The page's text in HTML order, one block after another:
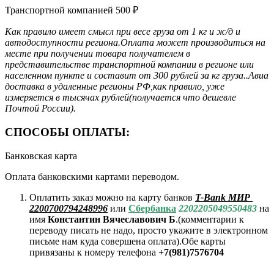
Транспортной компанией 500 ₽
Как правило имеет смысл при весе груза от 1 кг и ж/д и
автодоступности региона.Оплата может производиться на
месте при получении товара получателем в
представительстве транспортной компании в регионе или
населенном пункте и составит от 300 рублей за кг груза..Авиа
доставка в удаленные регионы РФ,как правило, уже
измеряется в тысячах рублей(получается что дешевле
Почтой России).
СПОСОБЫ ОПЛАТЫ:
Банковская карта
Оплата банковскими картами переводом.
Оплатить заказ можно на карту банков T-Bank МИР
2200700794248996 или Сбербанка 2202205049550483 на
имя Константин Вячеславович Б.(комментарии к
переводу писать не надо, просто укажите в электронном
письме нам куда совершена оплата).Обе карты
привязаны к номеру телефона +7(981)7576704